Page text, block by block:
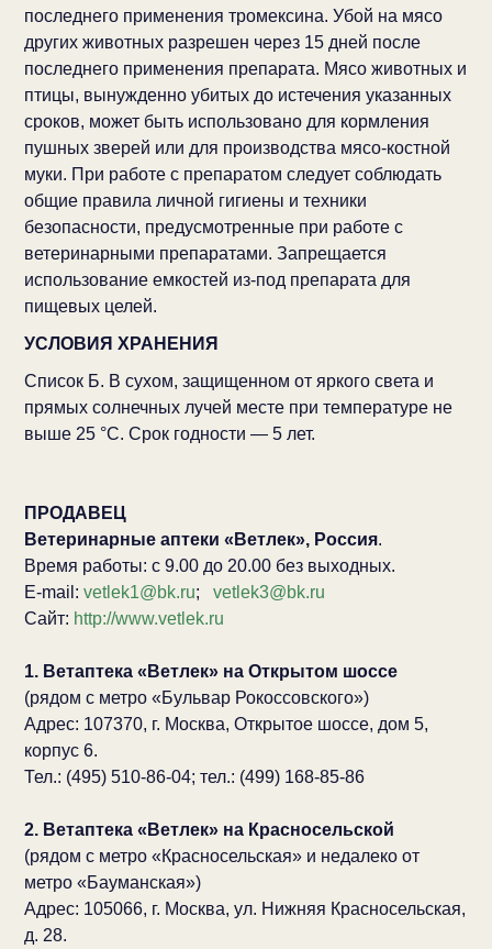
последнего применения тромексина. Убой на мясо
других животных разрешен через 15 дней после
последнего применения препарата. Мясо животных и
птицы, вынужденно убитых до истечения указанных
сроков, может быть использовано для кормления
пушных зверей или для производства мясо-костной
муки. При работе с препаратом следует соблюдать
общие правила личной гигиены и техники
безопасности, предусмотренные при работе с
ветеринарными препаратами. Запрещается
использование емкостей из-под препарата для
пищевых целей.
УСЛОВИЯ ХРАНЕНИЯ
Список Б. В сухом, защищенном от яркого света и
прямых солнечных лучей месте при температуре не
выше 25 °С. Срок годности — 5 лет.
ПРОДАВЕЦ
Ветеринарные аптеки «Ветлек», Россия.
Время работы: с 9.00 до 20.00 без выходных.
E-mail: vetlek1@bk.ru; vetlek3@bk.ru
Сайт: http://www.vetlek.ru
1. Ветаптека «Ветлек» на Открытом шоссе
(рядом с метро «Бульвар Рокоссовского»)
Адрес: 107370, г. Москва, Открытое шоссе, дом 5,
корпус 6.
Тел.: (495) 510-86-04; тел.: (499) 168-85-86
2. Ветаптека «Ветлек» на Красносельской
(рядом с метро «Красносельская» и недалеко от
метро «Бауманская»)
Адрес: 105066, г. Москва, ул. Нижняя Красносельская,
д. 28.